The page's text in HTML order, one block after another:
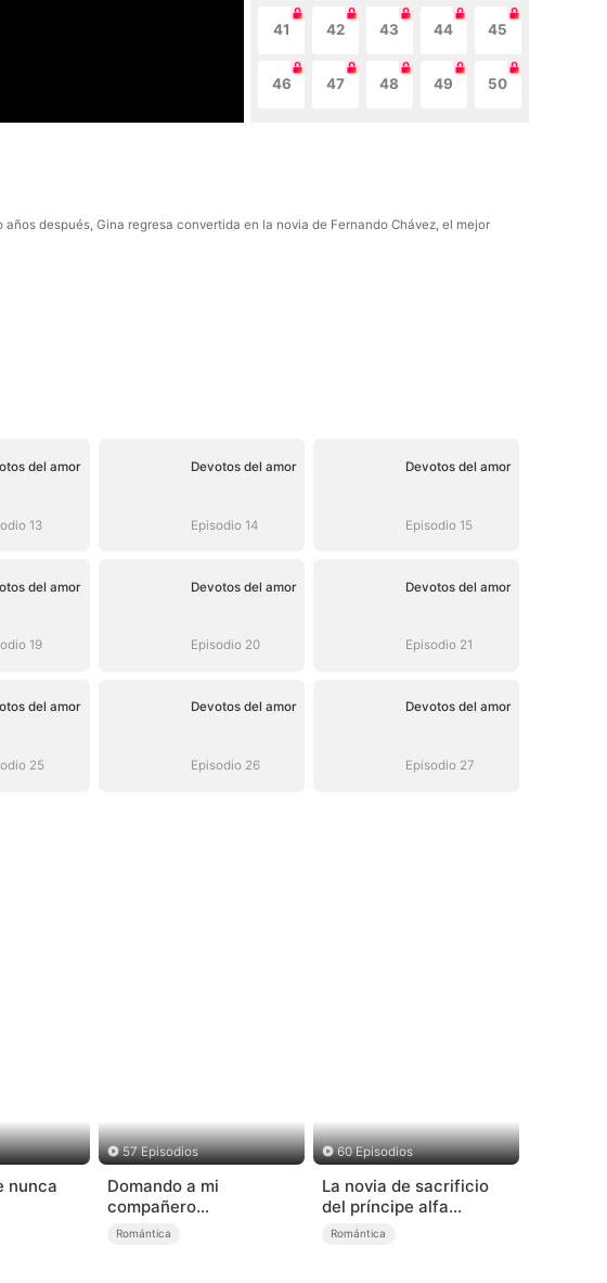
41 42 43 44 45
46 47 48 49 50
después, Gina regresa convertida en la novia de Fernando Chávez, el mejor
del amor
13
Devotos del amor
Episodio 14
Devotos del amor
Episodio 15
del amor
19
Devotos del amor
Episodio 20
Devotos del amor
Episodio 21
del amor
25
Devotos del amor
Episodio 26
Devotos del amor
Episodio 27
nunca
57 Episodios
Domando a mi
compañero
rebelde（Doblado)
Romántica
60 Episodios
La novia de sacrificio
del príncipe alfa
(Doblado)
Romántica